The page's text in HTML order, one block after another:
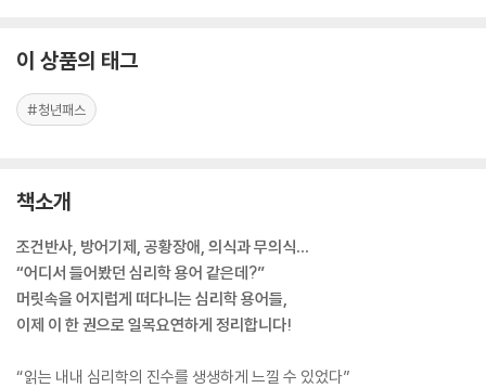
이 상품의 태그
#청년패스
책소개
조건반사, 방어기제, 공황장애, 의식과 무의식…
“어디서 들어봤던 심리학 용어 같은데?”
머릿속을 어지럽게 떠다니는 심리학 용어들,
이제 이 한 권으로 일목요연하게 정리합니다!
“읽는 내내 심리학의 진수를 생생하게 느낄 수 있었다”